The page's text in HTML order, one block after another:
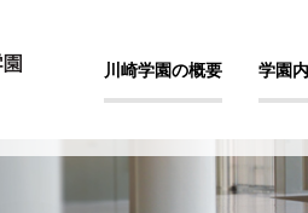
川崎学園の概要 学園